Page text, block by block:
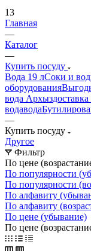
13
Главная
—
Каталог
—
Купить посуду
Вода 19 лСоки и
оборудования
вода Архыз
водавода
—
Купить посуду
Другое
Фильтр
По цене
По популярности
По популярности
По алфавиту
По алфавиту
По цене (убывание)
По цене